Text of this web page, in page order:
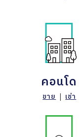
คอนโด
ขาย | เช่า